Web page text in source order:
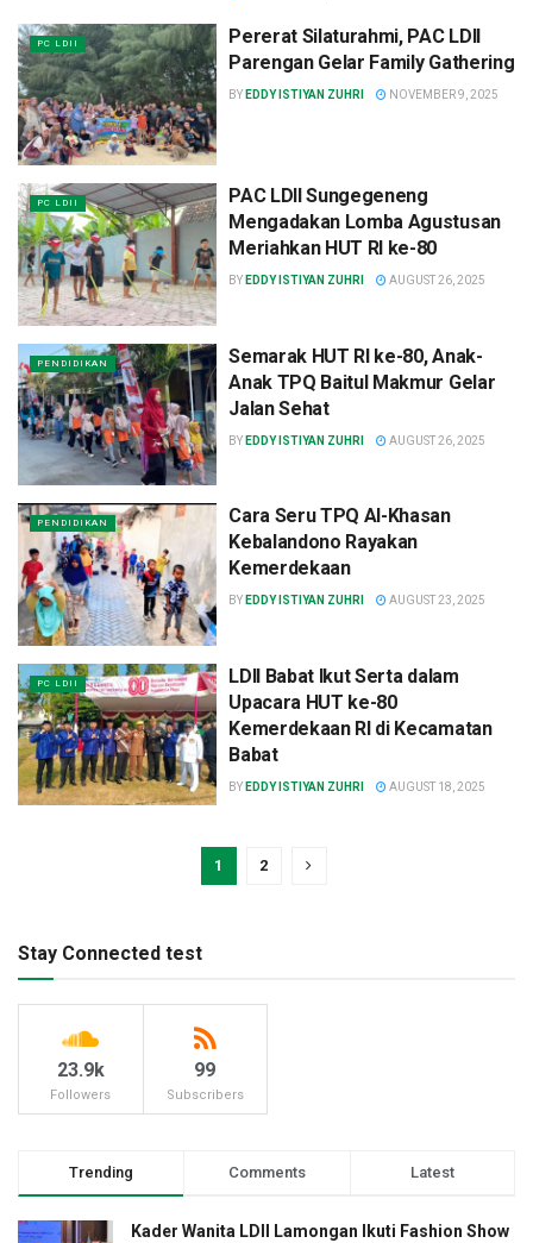
PC LDII
Pererat Silaturahmi, PAC LDII
Parengan Gelar Family Gathering
BY EDDY ISTIYAN ZUHRI NOVEMBER 9, 2025
PC LDII
PAC LDII Sungegeneng
Mengadakan Lomba Agustusan
Meriahkan HUT RI ke-80
BY EDDY ISTIYAN ZUHRI AUGUST 26, 2025
PENDIDIKAN
Semarak HUT RI ke-80, Anak-
Anak TPQ Baitul Makmur Gelar
Jalan Sehat
BY EDDY ISTIYAN ZUHRI AUGUST 26, 2025
PENDIDIKAN
Cara Seru TPQ Al-Khasan
Kebalandono Rayakan
Kemerdekaan
BY EDDY ISTIYAN ZUHRI AUGUST 23, 2025
PC LDII
LDII Babat Ikut Serta dalam
Upacara HUT ke-80
Kemerdekaan RI di Kecamatan
Babat
BY EDDY ISTIYAN ZUHRI AUGUST 18, 2025
1 2
Stay Connected test
23.9k
Followers
99
Subscribers
Trending Comments Latest
Kader Wanita LDII Lamongan Ikuti Fashion Show